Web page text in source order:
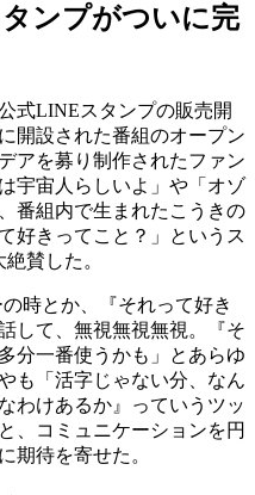
ンプがついに完
式LINEスタンプの販売開
開設された番組のオープン
アを募り制作されたファン
宇宙人らしいよ」や「オゾ
番組内で生まれたこうきの
好きってこと？」というス
賛した。
時とか、『それって好き
して、無視無視無視。『そ
分一番使うかも」とあらゆ
も「活字じゃない分、なん
わけあるか』っていうツッ
、コミュニケーションを円
期待を寄せた。